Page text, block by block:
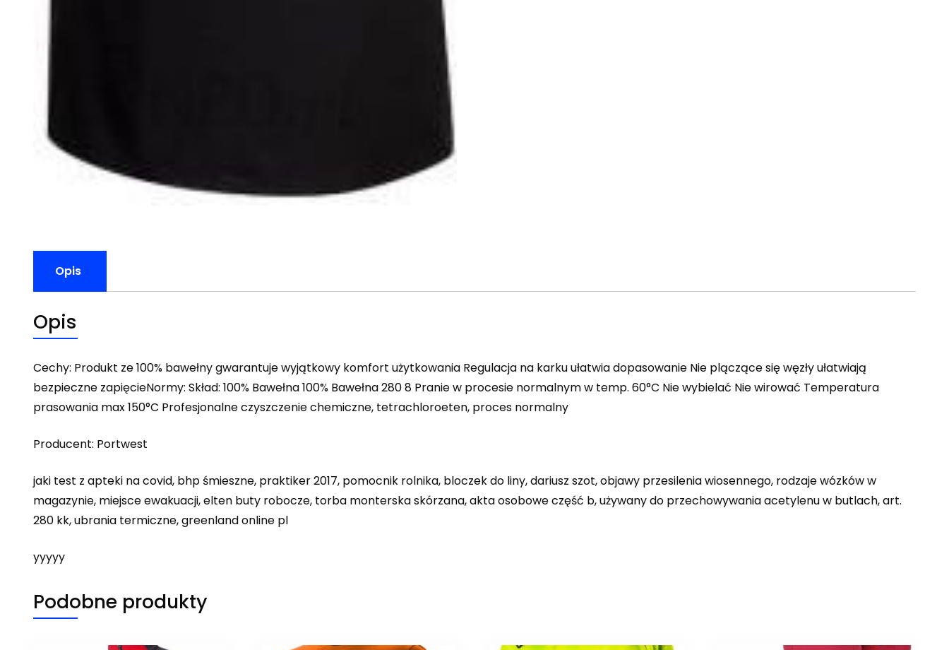
Opis
Opis
Cechy: Produkt ze 100% bawełny gwarantuje wyjątkowy komfort użytkowania Regulacja na karku ułatwia dopasowanie Nie plączące się węzły ułatwiają
bezpieczne zapięcieNormy: Skład: 100% Bawełna 100% Bawełna 280 8 Pranie w procesie normalnym w temp. 60°C Nie wybielać Nie wirować Temperatura
prasowania max 150°C Profesjonalne czyszczenie chemiczne, tetrachloroeten, proces normalny
Producent: Portwest
jaki test z apteki na covid, bhp śmieszne, praktiker 2017, pomocnik rolnika, bloczek do liny, dariusz szot, objawy przesilenia wiosennego, rodzaje wózków w
magazynie, miejsce ewakuacji, elten buty robocze, torba monterska skórzana, akta osobowe część b, używany do przechowywania acetylenu w butlach, art.
280 kk, ubrania termiczne, greenland online pl
yyyyy
Podobne produkty